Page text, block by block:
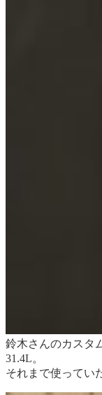
鈴木さんのカスタ
31.4L。
それまで使ってい